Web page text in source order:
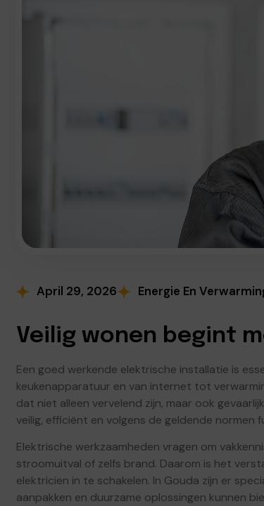
April 29, 2026 Energie En
Veilig wonen begint
Een goed werkende elektrische installatie is
keukenapparatuur en van internet tot
dat niet alleen vervelend zijn, maar ook
veilig, efficiënt en volgens de geldende normen
Elektrische werkzaamheden vragen om
stroomuitval of zelfs brand. Daarom is het
elektricien in te schakelen. In Gouda zijn er
aanpakken en duurzame oplossingen kunnen